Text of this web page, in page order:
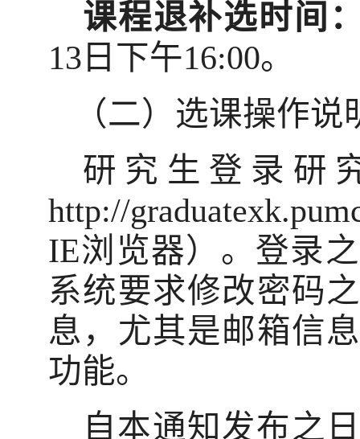
课程退补选时间
13 日下午16:00。
（二）选课操作说
研究生登录研
http://
IE浏览器）。登录
系统要求修改密码
息，尤其是邮箱信
功能。
自本通知发布之